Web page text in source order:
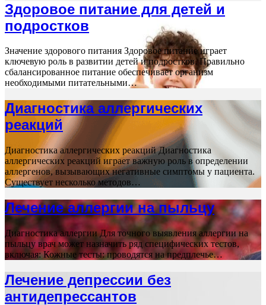
Здоровое питание для детей и
подростков
Значение здорового питания Здоровое питание играет
ключевую роль в развитии детей и подростков. Правильно
сбалансированное питание обеспечивает организм
необходимыми питательными…
Диагностика аллергических
реакций
Диагностика аллергических реакций Диагностика
аллергических реакций играет важную роль в определении
аллергенов, вызывающих негативные симптомы у пациента.
Существует несколько методов…
Лечение аллергии на пыльцу
Диагностика аллергии Для точного выявления аллергии на
пыльцу врач может назначить ряд специфических тестов,
включая: Кожные тесты: проводятся на предплечье…
Лечение депрессии без
антидепрессантов